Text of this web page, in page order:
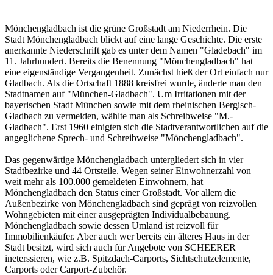
Mönchengladbach ist die grüne Großstadt am Niederrhein. Die
Stadt Mönchengladbach blickt auf eine lange Geschichte. Die erste
anerkannte Niederschrift gab es unter dem Namen "Gladebach" im
11. Jahrhundert. Bereits die Benennung "Mönchengladbach" hat
eine eigenständige Vergangenheit. Zunächst hieß der Ort einfach nur
Gladbach. Als die Ortschaft 1888 kreisfrei wurde, änderte man den
Stadtnamen auf "München-Gladbach". Um Irritationen mit der
bayerischen Stadt München sowie mit dem rheinischen Bergisch-
Gladbach zu vermeiden, wählte man als Schreibweise "M.-
Gladbach". Erst 1960 einigten sich die Stadtverantwortlichen auf die
angeglichene Sprech- und Schreibweise "Mönchengladbach".
Das gegenwärtige Mönchengladbach untergliedert sich in vier
Stadtbezirke und 44 Ortsteile. Wegen seiner Einwohnerzahl von
weit mehr als 100.000 gemeldeten Einwohnern, hat
Mönchengladbach den Status einer Großstadt. Vor allem die
Außenbezirke von Mönchengladbach sind geprägt von reizvollen
Wohngebieten mit einer ausgeprägten Individualbebauung.
Mönchengladbach sowie dessen Umland ist reizvoll für
Immobilienkäufer. Aber auch wer bereits ein älteres Haus in der
Stadt besitzt, wird sich auch für Angebote von SCHEERER
ineterssieren, wie z.B. Spitzdach-Carports, Sichtschutzelemente,
Carports oder Carport-Zubehör.